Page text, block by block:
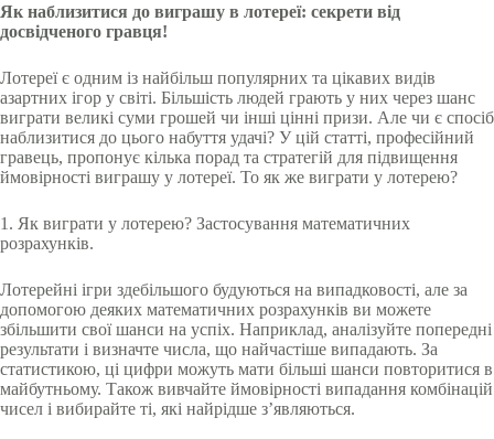
Як наблизитися до виграшу в лотереї: секрети від
досвідченого гравця!
Лотереї є одним із найбільш популярних та цікавих видів
азартних ігор у світі. Більшість людей грають у них через шанс
виграти великі суми грошей чи інші цінні призи. Але чи є спосіб
наблизитися до цього набуття удачі? У цій статті, професійний
гравець, пропонує кілька порад та стратегій для підвищення
ймовірності виграшу у лотереї. То як же виграти у лотерею?
1. Як виграти у лотерею? Застосування математичних
розрахунків.
Лотерейні ігри здебільшого будуються на випадковості, але за
допомогою деяких математичних розрахунків ви можете
збільшити свої шанси на успіх. Наприклад, аналізуйте попередні
результати і визначте числа, що найчастіше випадають. За
статистикою, ці цифри можуть мати більші шанси повторитися в
майбутньому. Також вивчайте ймовірності випадання комбінацій
чисел і вибирайте ті, які найрідше з’являються.